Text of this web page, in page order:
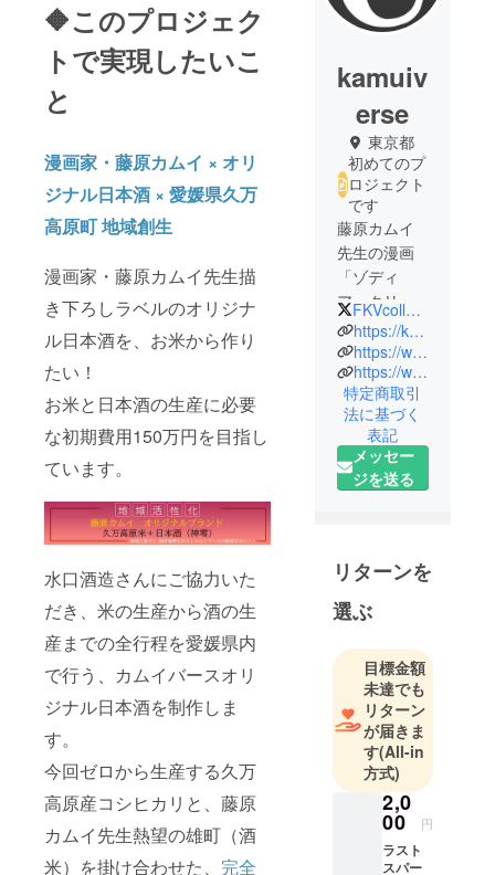
🔶このプロジェク
トで実現したいこ
と
漫画家・藤原カムイ × オリ
ジナル日本酒 × 愛媛県久万
高原町 地域創生
漫画家・藤原カムイ先生描
き下ろしラベルのオリジナ
ル日本酒を、お米から作り
たい！
お米と日本酒の生産に必要
な初期費用150万円を目指し
ています。
水口酒造さんにご協力いた
だき、米の生産から酒の生
産までの全行程を愛媛県内
で行う、カムイバースオリ
ジナル日本酒を制作しま
す。
今回ゼロから生産する久万
高原産コシヒカリと、藤原
カムイ先生熱望の雄町（酒
米）を掛け合わせた、 完全
kamuiv
erse
東京都
初めてのプ
ロジェクト
です
藤原カムイ
先生の漫画
「ゾディ
アックリボ
ルバー」の
世界観を元
に仮想上に
賛同した
ユーザーが
集い
国民とな
り、世界を
のチームで
（メタバー
ス）とリア
ルを融合さ
せ
経済圏を創
り出しエン
ターテイメ
ントを届け
る活動を
FKVcollective
https://kamuiverse.com/
https://www.notion.so/kamuiverse/3fbacb20f2b04a25ad1404a49305d6be
https://www.youtube.com/@kamuinotami
特定商取引
法に基づく
表記
メッセー
ジを送る
リターンを
選ぶ
目標金額
未達でも
リターン
が届きま
す(All-in
方式)
2,0
00 円
ラスト
スパー